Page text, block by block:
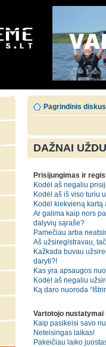
Pagrindinis
DAŽNAI
Prisijungimas ir
Kodėl aš negaliu
Kodėl aš iš viso turiu
Kodėl kiekvieną
Ar galima kaip nors
dalyvių sąraše?
Pamečiau arba
Aš užsiregistravau,
Kažkada buvau
daryti?!
Kas yra apsaugos
Kodėl aš negaliu
Ką daro nuoroda
Vartotojo
Kaip pasikeisi savo
Neteisingas laikas!
Pakeičiau laiko